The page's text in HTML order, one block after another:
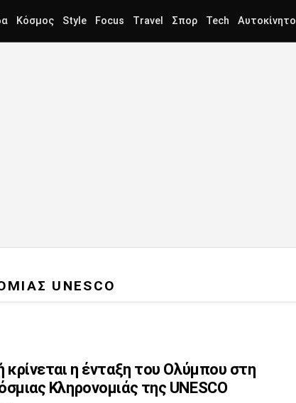
Κόσμος Style Focus Travel Σπορ Tech Αυτοκίνητο
UNESCO
κρίνεται η ένταξη του Ολύμπου στη
Κληρονομιάς της UNESCO